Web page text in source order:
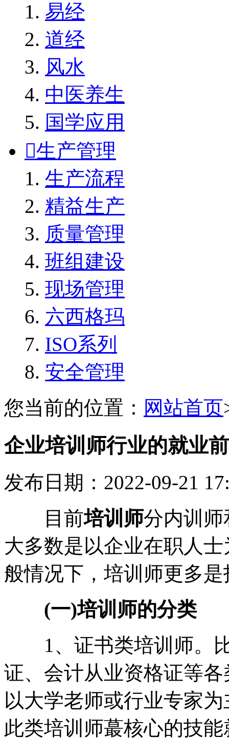
易经
道经
风水
中医养生
国学应用
生产管理
生产流程
精益生产
质量管理
班组建设
现场管理
六西格玛
ISO系列
安全管理
您当前的位置： 网站首页
企业培训师行业的就业
发布日期：2022-09-21
目前培训师分内训师
大多数是以企业在职人
般情况下，培训师更多
(一)培训师的分类
1、证书类培训师。比
证、会计从业资格证等
以大学老师或行业专家
此类培训师蕞核心的技